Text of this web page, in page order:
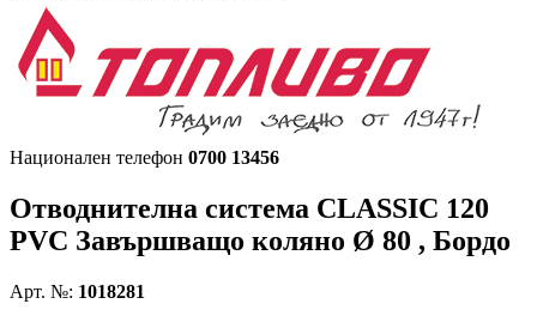
Национален телефон 0700 13456
Отводнителна система CLASSIC 120
PVC Завършващо коляно Ø 80 , Бордо
Арт. №: 1018281